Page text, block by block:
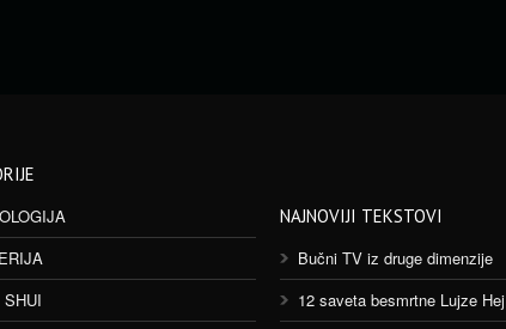
NAJNOVIJI TEKSTOVI
Bučni TV iz druge dimenzije
12 saveta besmrtne Lujze Hej